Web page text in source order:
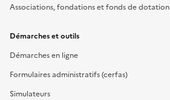
Associations, fondations et fonds de dotation
Démarches et outils
Démarches en ligne
Formulaires administratifs (cerfas)
Simulateurs